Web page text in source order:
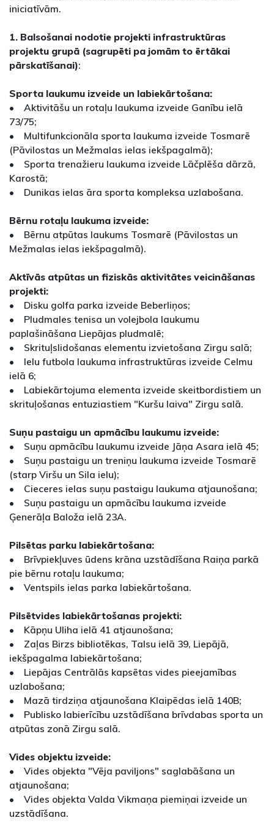
iniciatīvām.
1. Balsošanai nodotie projekti infrastruktūras
projektu grupā (sagrupēti pa jomām to ērtākai
pārskatīšanai):
Sporta laukumu izveide un labiekārtošana:
• Aktivitāšu un rotaļu laukuma izveide Ganību ielā
73/75;
• Multifunkcionāla sporta laukuma izveide Tosmarē
(Pāvilostas un Mežmalas ielas iekšpagalmā);
• Sporta trenažieru laukuma izveide Lāčplēša dārzā,
Karostā;
• Dunikas ielas āra sporta kompleksa uzlabošana.
Bērnu rotaļu laukuma izveide:
• Bērnu atpūtas laukums Tosmarē (Pāvilostas un
Mežmalas ielas iekšpagalmā).
Aktīvās atpūtas un fiziskās aktivitātes veicināšanas
projekti:
• Disku golfa parka izveide Beberliņos;
• Pludmales tenisa un volejbola laukumu
paplašināšana Liepājas pludmalē;
• Skrituļslidošanas elementu izvietošana Zirgu salā;
• Ielu futbola laukuma infrastruktūras izveide Celmu
ielā 6;
• Labiekārtojuma elementa izveide skeitbordistiem un
skrituļošanas entuziastiem "Kuršu laiva" Zirgu salā.
Suņu pastaigu un apmācību laukumu izveide:
• Suņu apmācību laukumu izveide Jāņa Asara ielā 45;
• Suņu pastaigu un treniņu laukuma izveide Tosmarē
(starp Viršu un Sila ielu);
• Cieceres ielas suņu pastaigu laukuma atjaunošana;
• Suņu pastaigu un apmācību laukuma izveide
Ģenerāļa Baloža ielā 23A.
Pilsētas parku labiekārtošana:
• Brīvpiekļuves ūdens krāna uzstādīšana Raiņa parkā
pie bērnu rotaļu laukuma;
• Ventspils ielas parka labiekārtošana.
Pilsētvides labiekārtošanas projekti:
• Kāpņu Uliha ielā 41 atjaunošana;
• Zaļas Birzs bibliotēkas, Talsu ielā 39, Liepājā,
iekšpagalma labiekārtošana;
• Liepājas Centrālās kapsētas vides pieejamības
uzlabošana;
• Mazā tirdziņa atjaunošana Klaipēdas ielā 140B;
• Publisko labierīcību uzstādīšana brīvdabas sporta un
atpūtas zonā Zirgu salā.
Vides objektu izveide:
• Vides objekta "Vēja paviljons" saglabāšana un
atjaunošana;
• Vides objekta Valda Vikmaņa piemiņai izveide un
uzstādīšana.